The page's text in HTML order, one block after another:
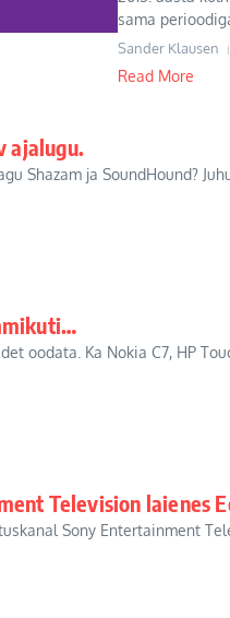
sama
Sander Klausen
Read More
ajalugu.
Shazam ja SoundHound?
oodata. Ka Nokia C7, HP
Television laienes
Sony Entertainment